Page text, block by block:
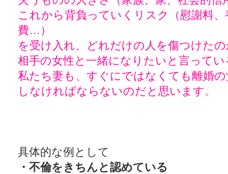
これから背負っていくリスク（慰謝料
費…）
を受け入れ、どれだけの人を傷つけた
相手の女性と一緒になりたいと言って
私たち妻も、すぐにではなくても離婚
しなければならないのだと思います。
具体的な例として
・不倫をきちんと認めている